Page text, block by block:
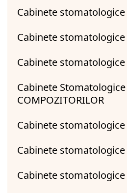
Cabinete stomatologice
Cabinete
Cabinete
Cabinete Stomatologice
COMPOZITORILOR
Cabinete
Cabinete stomatologice
Cabinete